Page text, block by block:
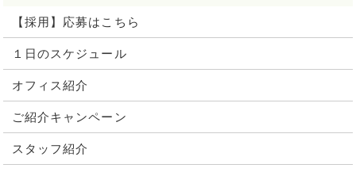
【採用】応募はこちら
１日のスケジュール
オフィス紹介
ご紹介キャンペーン
スタッフ紹介